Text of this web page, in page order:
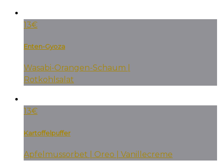
13€
Enten-Gyoza
Wasabi-Orangen-Schaum |
Rotkohlsalat
13€
Kartoffelpuffer
Apfelmussorbet | Oreo | Vanillecreme